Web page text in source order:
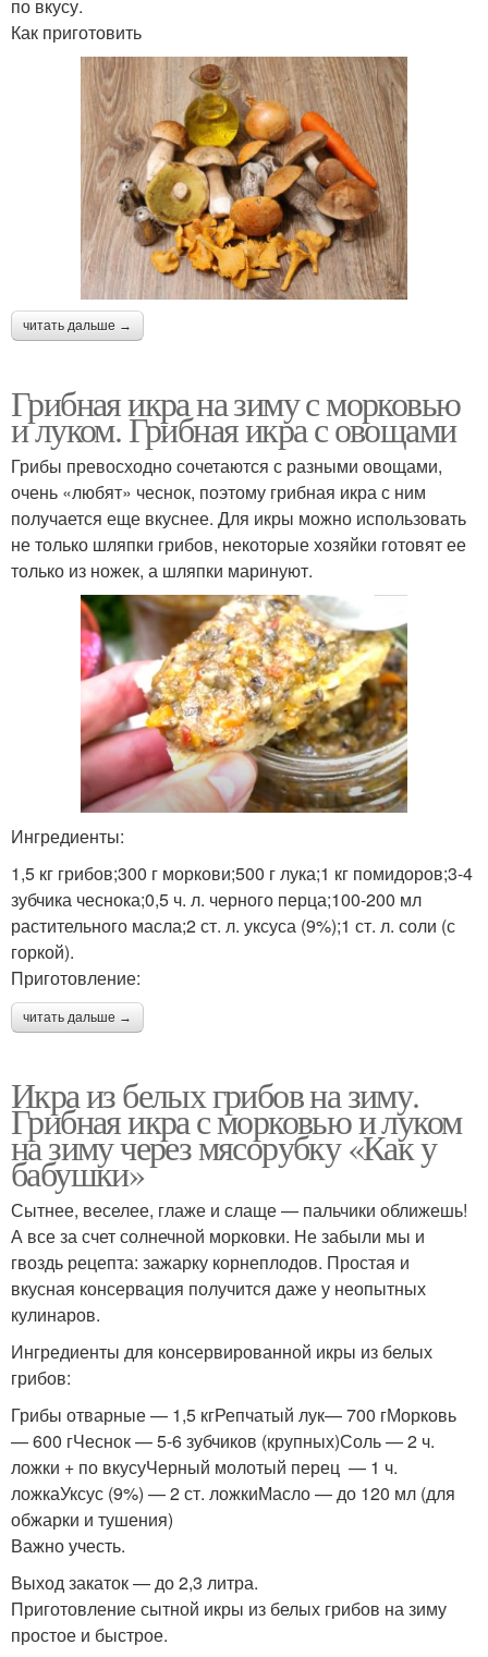
по вкусу.
Как приготовить
читать дальше →
Грибная икра на зиму с морковью
и луком. Грибная икра с овощами
Грибы превосходно сочетаются с разными овощами,
очень «любят» чеснок, поэтому грибная икра с ним
получается еще вкуснее. Для икры можно использовать
не только шляпки грибов, некоторые хозяйки готовят ее
только из ножек, а шляпки маринуют.
Ингредиенты:
1,5 кг грибов;300 г моркови;500 г лука;1 кг помидоров;3-4
зубчика чеснока;0,5 ч. л. черного перца;100-200 мл
растительного масла;2 ст. л. уксуса (9%);1 ст. л. соли (с
горкой).
Приготовление:
читать дальше →
Икра из белых грибов на зиму.
Грибная икра с морковью и луком
на зиму через мясорубку «Как у
бабушки»
Сытнее, веселее, глаже и слаще — пальчики оближешь!
А все за счет солнечной морковки. Не забыли мы и
гвоздь рецепта: зажарку корнеплодов. Простая и
вкусная консервация получится даже у неопытных
кулинаров.
Ингредиенты для консервированной икры из белых
грибов:
Грибы отварные — 1,5 кгРепчатый лук— 700 гМорковь
— 600 гЧеснок — 5-6 зубчиков (крупных)Соль — 2 ч.
ложки + по вкусуЧерный молотый перец — 1 ч.
ложкаУксус (9%) — 2 ст. ложкиМасло — до 120 мл (для
обжарки и тушения)
Важно учесть.
Выход закаток — до 2,3 литра.
Приготовление сытной икры из белых грибов на зиму
простое и быстрое.